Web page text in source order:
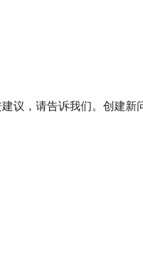
议，请告诉我们。创建新